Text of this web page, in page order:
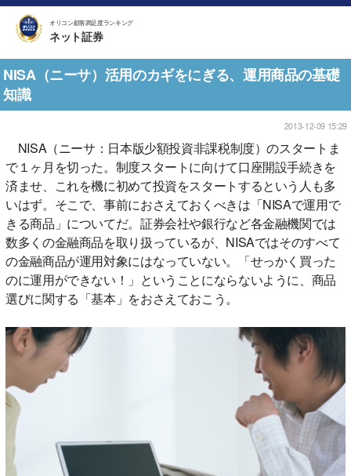
オリコン顧客満足度ランキング
ネット証券
NISA（ニーサ）活用のカギをにぎる、運用商品の基礎
知識
2013-12-09 15:29
NISA（ニーサ：日本版少額投資非課税制度）のスタートま
で１ヶ月を切った。制度スタートに向けて口座開設手続きを
済ませ、これを機に初めて投資をスタートするという人も多
いはず。そこで、事前におさえておくべきは「NISAで運用で
きる商品」についてだ。証券会社や銀行など各金融機関では
数多くの金融商品を取り扱っているが、NISAではそのすべて
の金融商品が運用対象にはなっていない。「せっかく買った
のに運用ができない！」ということにならないように、商品
選びに関する「基本」をおさえておこう。